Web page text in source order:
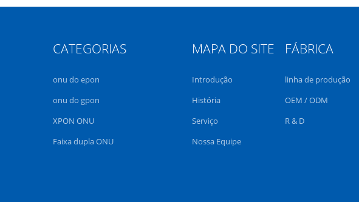
CATEGORIAS
onu do epon
onu do gpon
XPON ONU
Faixa dupla ONU
MAPA DO SITE
Introdução
História
Serviço
Nossa Equipe
FÁBRICA
linha de produção
OEM / ODM
R & D